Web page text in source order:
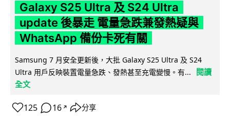
Galaxy S25 Ultra 及 S24 Ultra
update 後暴走 電量急跌兼發熱疑與
WhatsApp 備份卡死有關
Samsung 7 月安全更新後，大批 Galaxy S25 Ultra 及 S24
Ultra 用戶反映裝置電量急跌、發熱甚至充電變慢。有...
閱讀
全文
125 16 ↗ 分享